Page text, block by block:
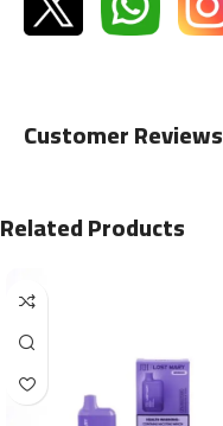
Customer Reviews
Related Products